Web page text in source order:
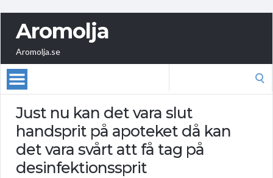
Aromolja
Aromolja.se
Just nu kan det vara slut
handsprit på apoteket då kan
det vara svårt att få tag på
desinfektionssprit